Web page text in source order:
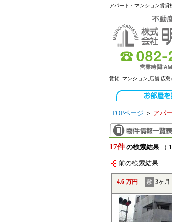
アパート・マンション賃
賃貸, マンション,店舗,広
TOPページ ＞ アパ
17件 の検索結果（ 1
前の検索結果
4.6 万円 敷 3ヶ月